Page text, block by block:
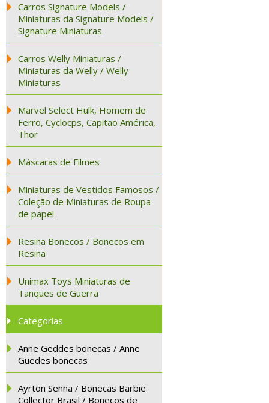
Carros Signature Models /
Miniaturas da Signature Models /
Signature Miniaturas
Carros Welly Miniaturas /
Miniaturas da Welly / Welly
Miniaturas
Marvel Select Hulk, Homem de
Ferro, Cyclocps, Capitão América,
Thor
Máscaras de Filmes
Miniaturas de Vestidos Famosos /
Coleção de Miniaturas de Roupa
de papel
Resina Bonecos / Bonecos em
Resina
Unimax Toys Miniaturas de
Tanques de Guerra
Categorias
Anne Geddes bonecas / Anne
Guedes bonecas
Ayrton Senna / Bonecas Barbie
Collector Brasil / Bonecos de